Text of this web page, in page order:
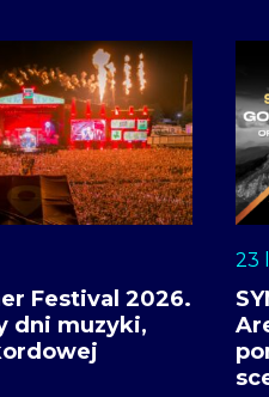
Festival 2026.
dni muzyki,
23